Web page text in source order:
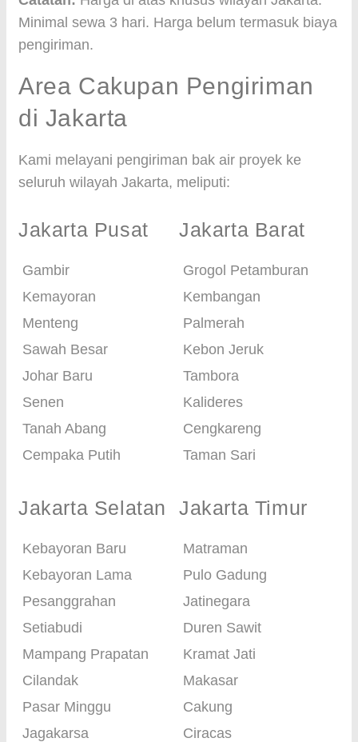
Minimal sewa 3 hari. Harga belum termasuk biaya
pengiriman.
Area Cakupan Pengiriman
di Jakarta
Kami melayani pengiriman bak air proyek ke
seluruh wilayah Jakarta, meliputi:
Jakarta Pusat
Gambir
Kemayoran
Menteng
Sawah Besar
Johar Baru
Senen
Tanah Abang
Cempaka Putih
Jakarta Barat
Grogol Petamburan
Kembangan
Palmerah
Kebon Jeruk
Tambora
Kalideres
Cengkareng
Taman Sari
Jakarta Selatan
Kebayoran Baru
Kebayoran Lama
Pesanggrahan
Setiabudi
Mampang Prapatan
Cilandak
Pasar Minggu
Jagakarsa
Jakarta Timur
Matraman
Pulo Gadung
Jatinegara
Duren Sawit
Kramat Jati
Makasar
Cakung
Ciracas